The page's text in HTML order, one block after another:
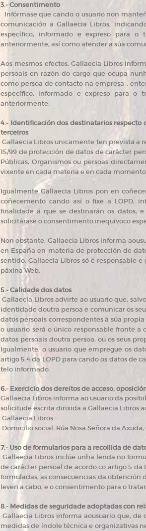
3.- Consentimento
Infórmase que cando o usuario non
comunicación a Gallaecia Libros,
específico, informado e expreso para o
anteriormente, así como atender a súa
Aos mesmos efectos, Gallaecia Libros
persoais en razón do cargo que ocupa
como persoa de contacto na empresa-,
específico, informado e expreso para o
anteriormente.
4.- Identificación dos destinatarios respecto
terceiros
Gallaecia Libros unicamente ten prevista a
15/99 de protección de datos de carácter
Públicas, Organismos ou persoas
vixente en cada materia e en cada
Igualmente Gallaecia Libros pon en
coñecemento cando así o fixe a LOPD,
finalidade á que se destinarán os datos,
solicitárase o consentimento inequívoco
Non obstante, Gallaecia Libros informa
en España en materia de protección de
sentido, Gallaecia Libros só é responsable
páxina Web.
5.- Calidade dos datos
Gallaecia Libros advirte ao usuario que,
identidade doutra persoa e comunicar os
datos persoais correspondentes á súa
o usuario será o único responsable fronte
datos persoais doutra persoa, ou os seus
Igualmente, o usuario que empregue os
artigo 5.4 da LOPD para cando os datos de
telo informado.
6.- Exercicio dos dereitos de acceso,
Gallaecia Libros informa ao usuario da
solicitude escrita dirixida a Gallaecia Libros
Gallaecia Libros
Domicilio social: Rúa Nosa Señora da Axuda,
7.- Uso de formularios para a recollida de
Gallaecia Libros inclúe unha lenda no
de carácter persoal de acordo co artigo 5
formuladas, as consecuencias da obtención
leven a cabo, e o consentimento para o
8.- Medidas de seguridade adoptadas con
Gallaecia Libros informa aousuario que,
medidas de índole técnica e organizativas